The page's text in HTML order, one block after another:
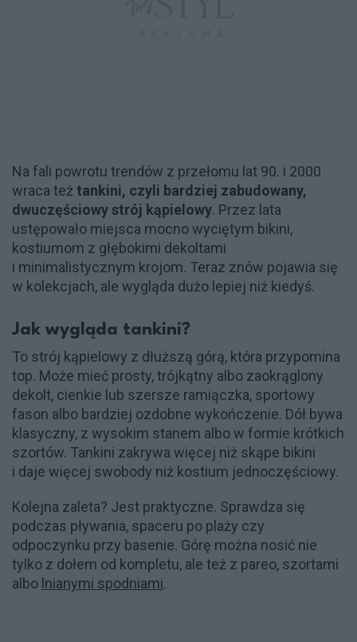
Na fali powrotu trendów z przełomu lat 90. i 2000
wraca też tankini, czyli bardziej zabudowany,
dwuczęściowy strój kąpielowy. Przez lata
ustępowało miejsca mocno wyciętym bikini,
kostiumom z głębokimi dekoltami
i minimalistycznym krojom. Teraz znów pojawia się
w kolekcjach, ale wygląda dużo lepiej niż kiedyś.
Jak wygląda tankini?
To strój kąpielowy z dłuższą górą, która przypomina
top. Może mieć prosty, trójkątny albo zaokrąglony
dekolt, cienkie lub szersze ramiączka, sportowy
fason albo bardziej ozdobne wykończenie. Dół bywa
klasyczny, z wysokim stanem albo w formie krótkich
szortów. Tankini zakrywa więcej niż skąpe bikini
i daje więcej swobody niż kostium jednoczęściowy.
Kolejna zaleta? Jest praktyczne. Sprawdza się
podczas pływania, spaceru po plaży czy
odpoczynku przy basenie. Górę można nosić nie
tylko z dołem od kompletu, ale też z pareo, szortami
albo lnianymi spodniami.